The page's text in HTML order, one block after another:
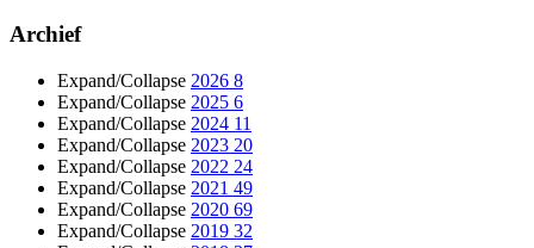
Archief
Expand/Collapse 2026 8
Expand/Collapse 2025 6
Expand/Collapse 2024 11
Expand/Collapse 2023 20
Expand/Collapse 2022 24
Expand/Collapse 2021 49
Expand/Collapse 2020 69
Expand/Collapse 2019 32